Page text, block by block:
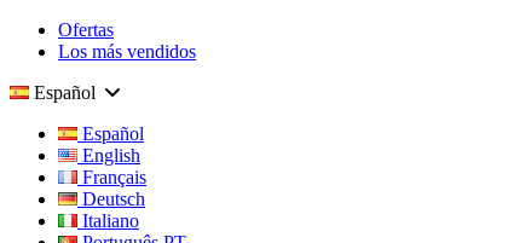
Ofertas
Los más vendidos
Español
Español
English
Français
Deutsch
Italiano